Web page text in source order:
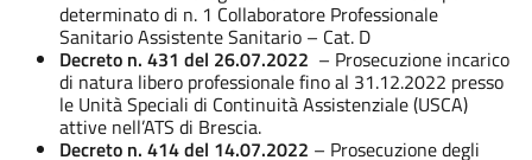
determinato di n. 1 Collaboratore Professionale
Sanitario Assistente Sanitario – Cat. D
Decreto n. 431 del 26.07.2022 – Prosecuzione incarico
di natura libero professionale fino al 31.12.2022 presso
le Unità Speciali di Continuità Assistenziale (USCA)
attive nell’ATS di Brescia.
Decreto n. 414 del 14.07.2022 – Prosecuzione degli